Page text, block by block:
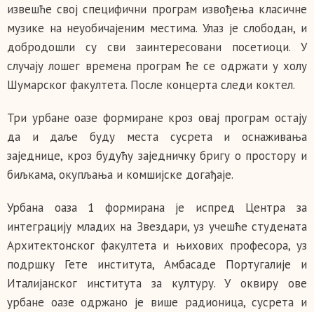
извешће свој специфични програм извођења класичне
музике на неуобичајеним местима. Улаз је слободан, и
добродошли су сви заинтересовани посетиоци. У
случају лошег времена програм ће се одржати у холу
Шумарског факултета. После концерта следи коктел.
Три урбане оазе формиране кроз овај програм остају
да и даље буду места сусрета и оснаживања
заједнице, кроз будућу заједничку бригу о простору и
биљкама, окупљања и комшијске догађаје.
Урбана оаза 1 формирана је испред Центра за
интеграцију младих на Звездари, уз учешће студената
Архитектонског факултета и њихових професора, уз
подршку Гете института, Амбасаде Португалије и
Италијанског института за културу. У оквиру ове
урбане оазе одржано је више радионица, сусрета и